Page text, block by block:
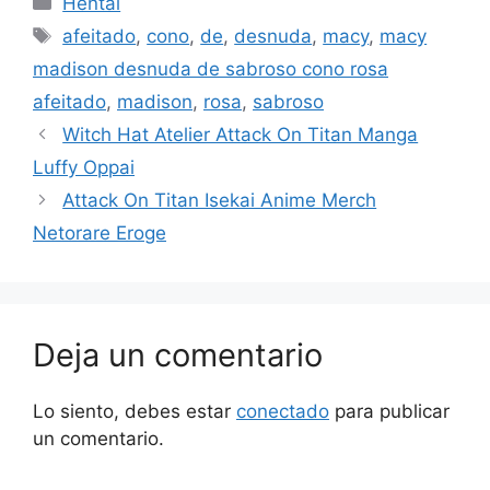
Etiquetas
afeitado, cono, de, desnuda, macy, macy
madison desnuda de sabroso cono rosa
afeitado, madison, rosa, sabroso
Witch Hat Atelier Attack On Titan Manga
Luffy Oppai
Attack On Titan Isekai Anime Merch
Netorare Eroge
Deja un comentario
Lo siento, debes estar conectado para publicar
un comentario.